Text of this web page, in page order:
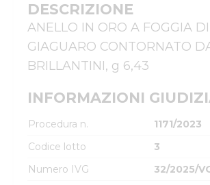
DESCRIZIONE
ANELLO IN ORO A FOGGIA
GIAGUARO CONTORNATO
BRILLANTINI, g 6,43
INFORMAZIONI
Procedura n.
1171/2023
Codice lotto
3
Numero IVG
32/2025/